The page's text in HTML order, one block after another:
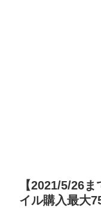
【2021/5/26
イル購入最大